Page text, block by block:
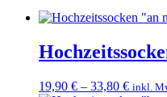
19,90 € – 33,80 € inkl.